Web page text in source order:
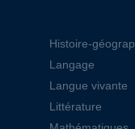
Histoire-
Langage
Langue vivante
Littérature